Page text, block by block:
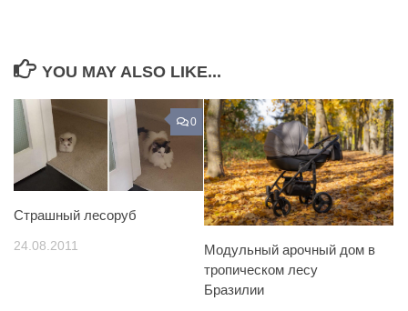
YOU MAY ALSO LIKE...
0
Страшный лесоруб
24.08.2011
Модульный арочный дом в
тропическом лесу
Бразилии